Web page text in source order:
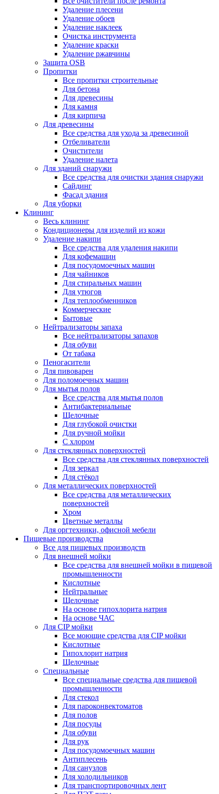
Удаление плесени
Удаление обоев
Удаление наклеек
Очистка инструмента
Удаление краски
Удаление ржавчины
Защита OSB
Пропитки
Все пропитки строительные
Для бетона
Для древесины
Для камня
Для кирпича
Для древесины
Все средства для ухода за древесиной
Отбеливатели
Очистители
Удаление налета
Для зданий снаружи
Все средства для очистки здания снаружи
Сайдинг
Фасад здания
Для уборки
Клининг
Весь клининг
Кондиционеры для изделий из кожи
Удаление накипи
Все средства для удаления накипи
Для кофемашин
Для посудомоечных машин
Для чайников
Для стиральных машин
Для утюгов
Для теплообменников
Коммерческие
Бытовые
Нейтрализаторы запаха
Все нейтрализаторы запахов
Для обуви
От табака
Пеногасители
Для пивоварен
Для поломоечных машин
Для мытья полов
Все средства для мытья полов
Антибактериальные
Щелочные
Для глубокой очистки
Для ручной мойки
С хлором
Для стеклянных поверхностей
Все средства для стеклянных поверхностей
Для зеркал
Для стёкол
Для металлических поверхностей
Все средства для металлических
поверхностей
Хром
Цветные металлы
Для оргтехники, офисной мебели
Пищевые производства
Все для пищевых производств
Для внешней мойки
Все средства для внешней мойки в пищевой
промышленности
Кислотные
Нейтральные
Щелочные
На основе гипохлорита натрия
На основе ЧАС
Для CIP мойки
Все моющие средства для CIP мойки
Кислотные
Гипохлорит натрия
Щелочные
Специальные
Все специальные средства для пищевой
промышленности
Для стекол
Для пароконвектоматов
Для полов
Для посуды
Для обуви
Для рук
Для посудомоечных машин
Антиплесень
Для санузлов
Для холодильников
Для транспортировочных лент